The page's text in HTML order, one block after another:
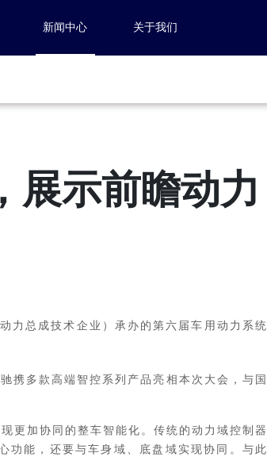
新闻中心 关于我们
展示前瞻动力
力总成技术企业）承办的第六届车用动力系统
携多款高端智控系列产品亮相本次大会，与国
更加协同的整车智能化。传统的动力域控制器
功能，还要与车身域、底盘域实现协同。与此